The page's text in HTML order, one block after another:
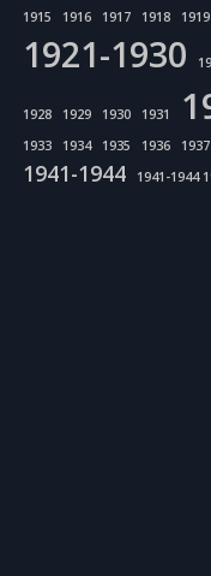
1915
1916 1917 1918 1919
1921-1930
1928 1929 1930 1931
1933
1934 1935 1936 1937
1941-1944 1941-1944